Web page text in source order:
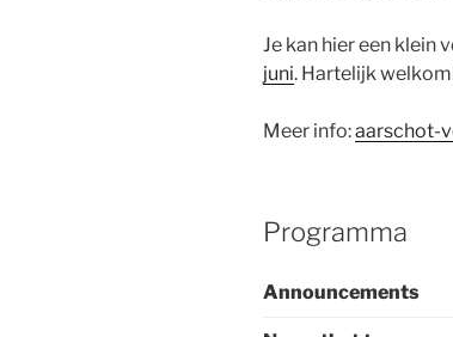
Je kan hier een klein
juni. Hartelijk
Meer info:aarschot-
Programma
Announcements